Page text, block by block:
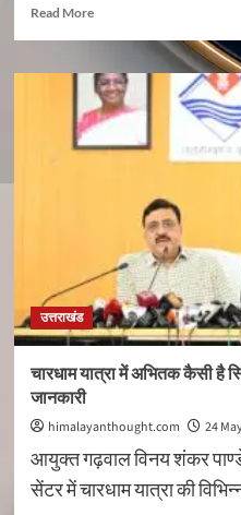
Read MoreRead
व्यापार
संघ
ने
स्वास्थ
शिविर
व्यापारियों
तथा
उनके
सहयोगियों
ने
रक्तदान
उत्तराखंड
चारधाम यात्रा में अभितक कैसी है
जानकारी
himalayanthought.com 24
आयुक्त गढ़वाल विनय शंकर
सेंटर में चारधाम यात्रा की